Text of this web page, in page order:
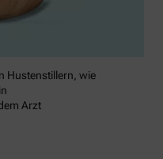
Hustenstillern, wie
Arzt